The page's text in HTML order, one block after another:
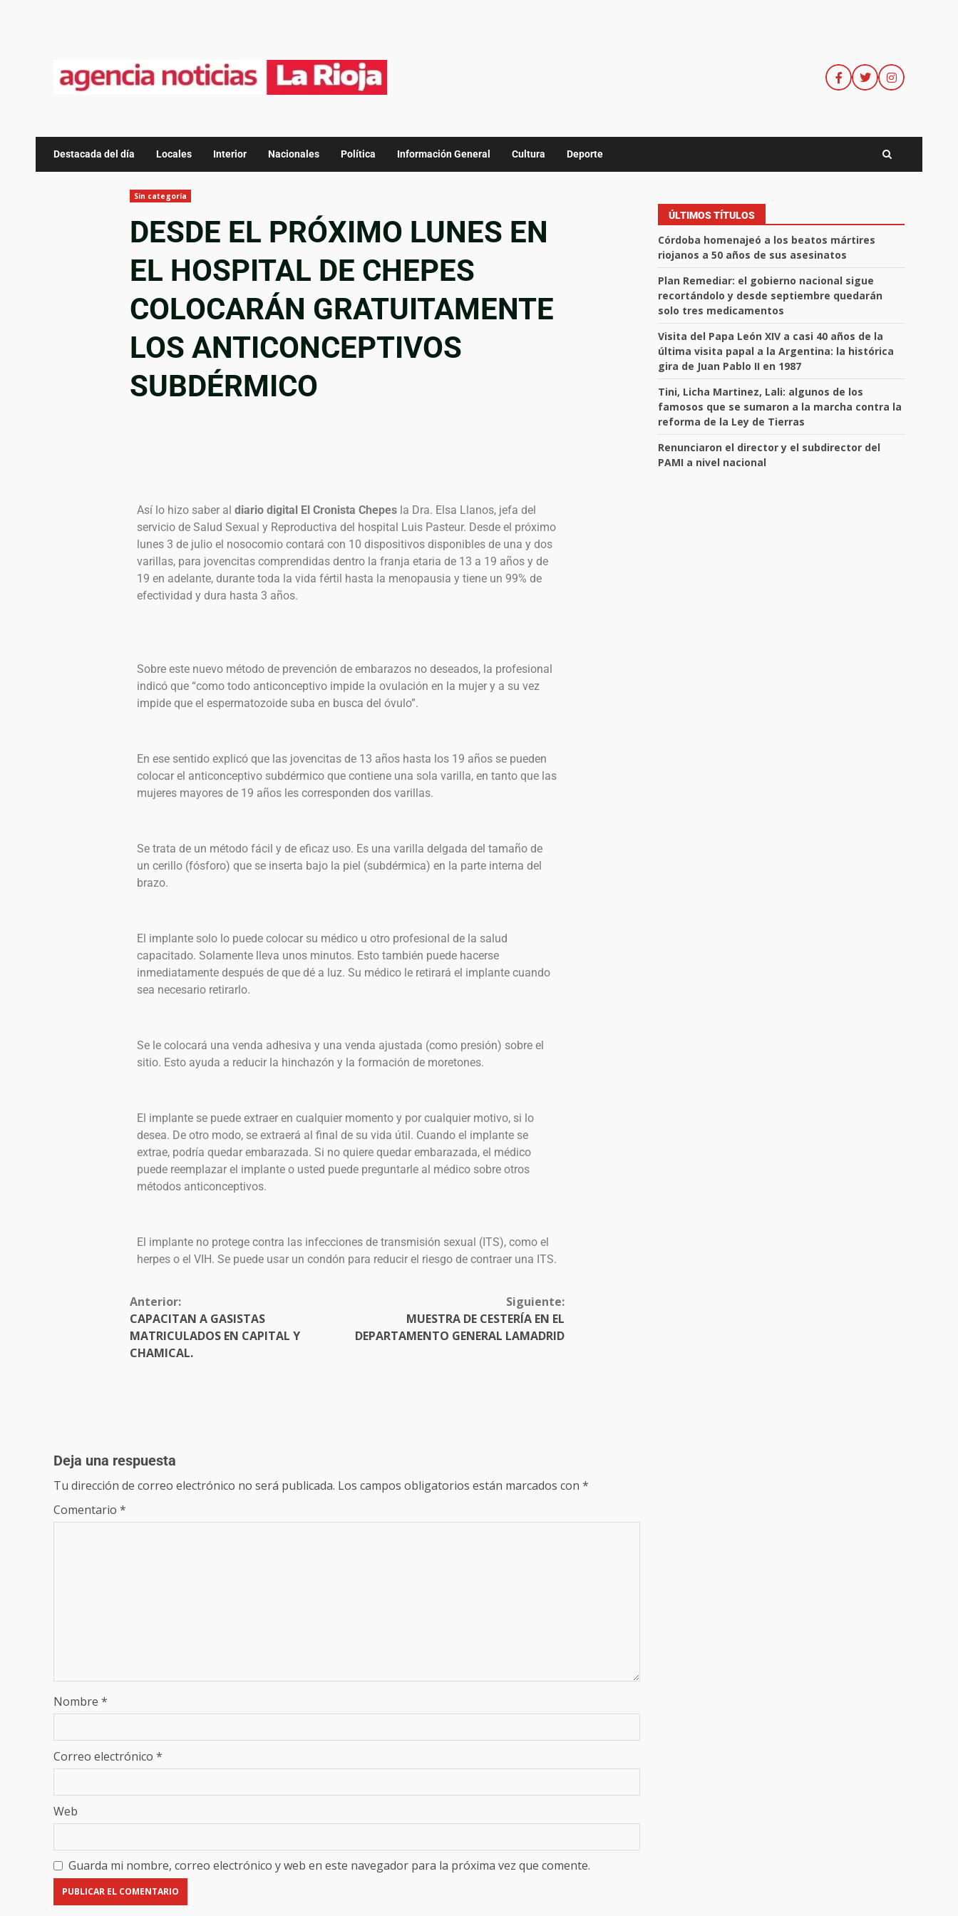
Destacada del día Locales Interior Nacionales Política Información General Cultura Deporte
Sin categoría
DESDE EL PRÓXIMO LUNES EN
EL HOSPITAL DE CHEPES
COLOCARÁN GRATUITAMENTE
LOS ANTICONCEPTIVOS
SUBDÉRMICO
Así lo hizo saber al diario digital El Cronista Chepesla Dra. Elsa Llanos, jefa del
servicio de Salud Sexual y Reproductiva del hospital Luis Pasteur. Desde el próximo
lunes 3 de julio el nosocomio contará con 10 dispositivos disponibles de una y dos
varillas, para jovencitas comprendidas dentro la franja etaria de 13 a 19 años y de
19 en adelante, durante toda la vida fértil hasta la menopausia y tiene un 99% de
efectividad y dura hasta 3 años.
Sobre este nuevo método de prevención de embarazos no deseados, la profesional
indicó que “como todo anticonceptivo impide la ovulación en la mujer y a su vez
impide que el espermatozoide suba en busca del óvulo”.
En ese sentido explicó que las jovencitas de 13 años hasta los 19 años se pueden
colocar el anticonceptivo subdérmico que contiene una sola varilla, en tanto que las
mujeres mayores de 19 años les corresponden dos varillas.
Se trata de un método fácil y de eficaz uso. Es una varilla delgada del tamaño de
un cerillo (fósforo) que se inserta bajo la piel (subdérmica) en la parte interna del
brazo.
El implante solo lo puede colocar su médico u otro profesional de la salud
capacitado. Solamente lleva unos minutos. Esto también puede hacerse
inmediatamente después de que dé a luz. Su médico le retirará el implante cuando
sea necesario retirarlo.
Se le colocará una venda adhesiva y una venda ajustada (como presión) sobre el
sitio. Esto ayuda a reducir la hinchazón y la formación de moretones.
El implante se puede extraer en cualquier momento y por cualquier motivo, si lo
desea. De otro modo, se extraerá al final de su vida útil. Cuando el implante se
extrae, podría quedar embarazada. Si no quiere quedar embarazada, el médico
puede reemplazar el implante o usted puede preguntarle al médico sobre otros
métodos anticonceptivos.
El implante no protege contra las infecciones de transmisión sexual (ITS), como el
herpes o el VIH. Se puede usar un condón para reducir el riesgo de contraer una ITS.
Anterior:
CAPACITAN A GASISTAS
MATRICULADOS EN CAPITAL Y
CHAMICAL.
Siguiente:
MUESTRA DE CESTERÍA EN EL
DEPARTAMENTO GENERAL LAMADRID
Deja una respuesta
Tu dirección de correo electrónico no será publicada. Los campos obligatorios están marcados con *
Comentario *
Nombre *
Correo electrónico *
Web
Guarda mi nombre, correo electrónico y web en este navegador para la próxima vez que comente.
ÚLTIMOS TÍTULOS
Córdoba homenajeó a los beatos mártires
riojanos a 50 años de sus asesinatos
Plan Remediar: el gobierno nacional sigue
recortándolo y desde septiembre quedarán
solo tres medicamentos
Visita del Papa León XIV a casi 40 años de la
última visita papal a la Argentina: la histórica
gira de Juan Pablo II en 1987
Tini, Licha Martinez, Lali: algunos de los
famosos que se sumaron a la marcha contra la
reforma de la Ley de Tierras
Renunciaron el director y el subdirector del
PAMI a nivel nacional